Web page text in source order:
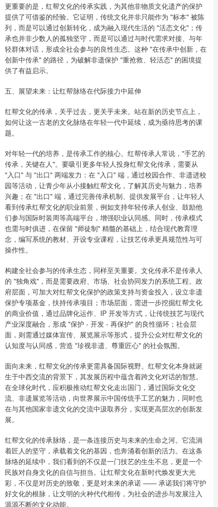
更重要的是，红帮文化的传承实践，为其他非物质文化遗产的保护
提供了可借鉴的经验。它证明，传统文化并非只能作为 "标本" 被陈
列，而是可以通过创新转化，成为融入现代生活的 "活态文化"；传
承也并非少数人的孤独坚守，而是可以通过与时代需求对接、与年
轻群体对话，形成全社会参与的良性生态。这种 "在传承中创新，在
创新中传承" 的路径，为破解非遗保护 "重抢救、轻活态" 的困境提
供了有益启示。
五、展望未来：让红帮脉络在代际接力中延伸
红帮文化的传承，关乎过去，更关乎未来。站在新的历史节点上，
如何让这一古老的文化脉络在年轻一代中延续，成为亟待思考的课
题。
对年轻一代的培养，是传承工作的核心。红帮传承人常说，"手艺的
传承，关键在人"。要吸引更多年轻人投身红帮文化传承，需要从
"入口" 与 "出口" 两端发力：在 "入口" 端，通过校园合作、非遗进校
园等活动，让青少年从小接触红帮文化，了解其历史与魅力，培养
兴趣；在 "出口" 端，通过完善传承机制、提供发展平台，让年轻人
看到传承红帮文化的职业前景，例如支持年轻传承人创业、鼓励他
们参与国际时装周等高端平台，增强职业认同感。同时，传承模式
也需与时俱进，在保留 "师徒制" 精髓的基础上，结合现代教育理
念，编写系统的教材、开设专业课程，让技艺传承更具规范性与可
操作性。
构建全社会参与的传承生态，同样至关重要。文化传承不是传承人
的 "独角戏"，而是需要政府、市场、社会协同发力的系统工程。政
府层面，可加大对红帮文化保护的政策支持与资金投入，设立非遗
保护专项基金，扶持传承项目；市场层面，需进一步挖掘红帮文化
的商业价值，通过品牌化运作、IP 开发等方式，让传统技艺与现代
产业深度融合，形成 "保护 - 开发 - 再保护" 的良性循环；社会层
面，则需通过媒体宣传、展览展示等形式，提升公众对红帮文化的
认知度与认同感，营造 "珍视非遗、尊重匠心" 的社会氛围。
面向未来，红帮文化的传承更需具备国际视野。红帮文化本身就诞
生于中西交流的背景下，其发展历程中蕴含着跨文化对话的智慧。
在全球化时代，应积极推动红帮文化走出国门，通过国际文化交
流、非遗展览等活动，向世界展示中国传统手工艺的魅力，同时也
在与其他国家非遗文化的交流中汲取养分，实现更高层次的创新发
展。
红帮文化的传承脉络，是一条连接历史与未来的生命之河。它流淌
着匠人的坚守，承载着文化的基因，也奔涌着创新的活力。在这条
脉络的延续中，我们看到的不仅是一门技艺的生生不息，更是一个
民族对自身文化的自信与担当。让红帮文化在新时代焕发更大光
彩，不仅是对历史的致敬，更是对未来的承诺 —— 承诺我们将守护
好文化的根脉，让文明的火种代代相传，为社会的进步与发展注入
源源不断的文化动能。